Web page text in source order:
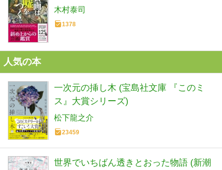
木村泰司
1378
人気の本
一次元の挿し木 (宝島社文庫 『このミ
ス』大賞シリーズ)
松下龍之介
23459
世界でいちばん透きとおった物語 (新潮